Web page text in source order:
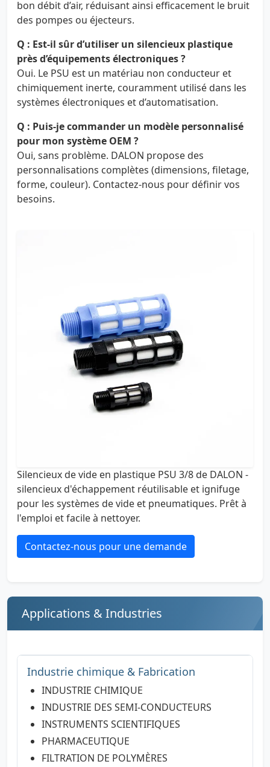
bon débit d’air, réduisant ainsi efficacement le bruit
des pompes ou éjecteurs.
Q : Est-il sûr d’utiliser un silencieux plastique
près d’équipements électroniques ?
Oui. Le PSU est un matériau non conducteur et
chimiquement inerte, couramment utilisé dans les
systèmes électroniques et d’automatisation.
Q : Puis-je commander un modèle personnalisé
pour mon système OEM ?
Oui, sans problème. DALON propose des
personnalisations complètes (dimensions, filetage,
forme, couleur). Contactez-nous pour définir vos
besoins.
Silencieux de vide en plastique PSU 3/8 de DALON -
silencieux d'échappement réutilisable et ignifuge
pour les systèmes de vide et pneumatiques. Prêt à
l'emploi et facile à nettoyer.
Contactez-nous pour une demande
Applications & Industries
Industrie chimique & Fabrication
INDUSTRIE CHIMIQUE
INDUSTRIE DES SEMI-CONDUCTEURS
INSTRUMENTS SCIENTIFIQUES
PHARMACEUTIQUE
FILTRATION DE POLYMÈRES